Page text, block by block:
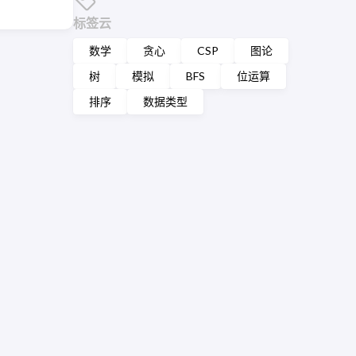
标签云
数学 贪心 CSP
图论
树
模拟 BFS
位运算
排序
数据类型